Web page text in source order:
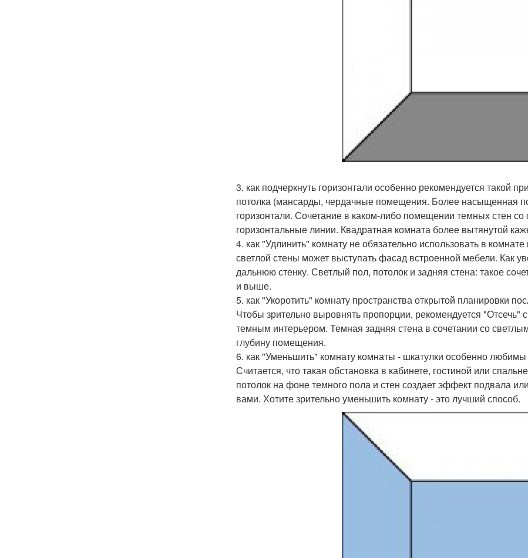
3. как подчеркнуть горизонтали особенно рекомендуется такой
потолка (мансарды, чердачные помещения. Более насыщенная
горизонтали. Сочетание в каком-либо помещении темных стен
горизонтальные линии. Квадратная комната более вытянутой
4. как "Удлинить" комнату не обязательно использовать в
светлой стены может выступать фасад встроенной мебели. Как
дальнюю стенку. Светлый пол, потолок и задняя стена: такое
и выше.
5. как "Укоротить" комнату пространства открытой планировки
Чтобы зрительно выровнять пропорции, рекомендуется "Отсечь"
темным интерьером. Темная задняя стена в сочетании со
глубину помещения.
6. как "Уменьшить" комнату комнаты - шкатулки особенно
Считается, что такая обстановка в кабинете, гостиной или
потолок на фоне темного пола и стен создает эффект подвала
вами. Хотите зрительно уменьшить комнату - это лучший способ.